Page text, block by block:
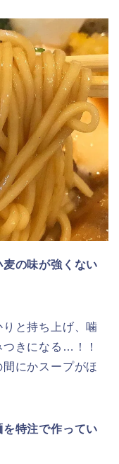
麦の味が強くない
と持ち上げ、噛
きになる…！！
にかスープがほ
特注で作ってい